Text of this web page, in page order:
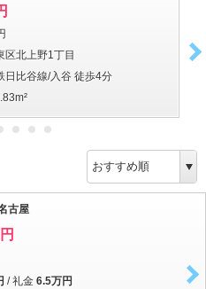
区北上野1丁目
日比谷線/入谷 徒歩4分
古屋
/ 礼金 6.5万円